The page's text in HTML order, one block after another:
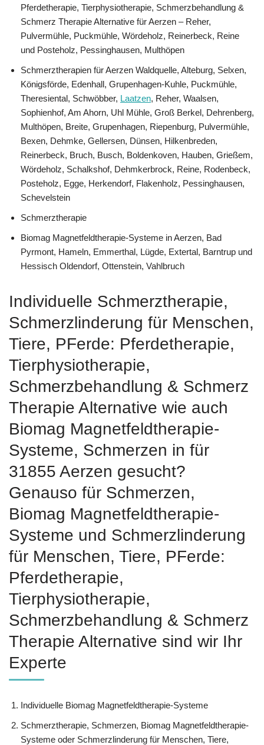
Pferdetherapie, Tierphysiotherapie, Schmerzbehandlung &
Schmerz Therapie Alternative für Aerzen – Reher,
Pulvermühle, Puckmühle, Wördeholz, Reinerbeck, Reine
und Posteholz, Pessinghausen, Multhöpen
Schmerztherapien für Aerzen Waldquelle, Alteburg, Selxen,
Königsförde, Edenhall, Grupenhagen-Kuhle, Puckmühle,
Theresiental, Schwöbber, Laatzen, Reher, Waalsen,
Sophienhof, Am Ahorn, Uhl Mühle, Groß Berkel, Dehrenberg,
Multhöpen, Breite, Grupenhagen, Riepenburg, Pulvermühle,
Bexen, Dehmke, Gellersen, Dünsen, Hilkenbreden,
Reinerbeck, Bruch, Busch, Boldenkoven, Hauben, Grießem,
Wördeholz, Schalkshof, Dehmkerbrock, Reine, Rodenbeck,
Posteholz, Egge, Herkendorf, Flakenholz, Pessinghausen,
Schevelstein
Schmerztherapie
Biomag Magnetfeldtherapie-Systeme in Aerzen, Bad
Pyrmont, Hameln, Emmerthal, Lügde, Extertal, Barntrup und
Hessisch Oldendorf, Ottenstein, Vahlbruch
Individuelle Schmerztherapie,
Schmerzlinderung für Menschen,
Tiere, PFerde: Pferdetherapie,
Tierphysiotherapie,
Schmerzbehandlung & Schmerz
Therapie Alternative wie auch
Biomag Magnetfeldtherapie-
Systeme, Schmerzen in für
31855 Aerzen gesucht?
Genauso für Schmerzen,
Biomag Magnetfeldtherapie-
Systeme und Schmerzlinderung
für Menschen, Tiere, PFerde:
Pferdetherapie,
Tierphysiotherapie,
Schmerzbehandlung & Schmerz
Therapie Alternative sind wir Ihr
Experte
Individuelle Biomag Magnetfeldtherapie-Systeme
Schmerztherapie, Schmerzen, Biomag Magnetfeldtherapie-
Systeme oder Schmerzlinderung für Menschen, Tiere,